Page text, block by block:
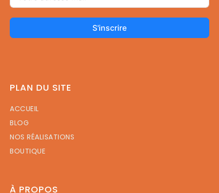
S'inscrire
PLAN DU SITE
ACCUEIL
BLOG
NOS RÉALISATIONS
BOUTIQUE
À PROPOS